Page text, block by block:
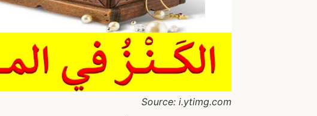
Source: i.ytimg.com